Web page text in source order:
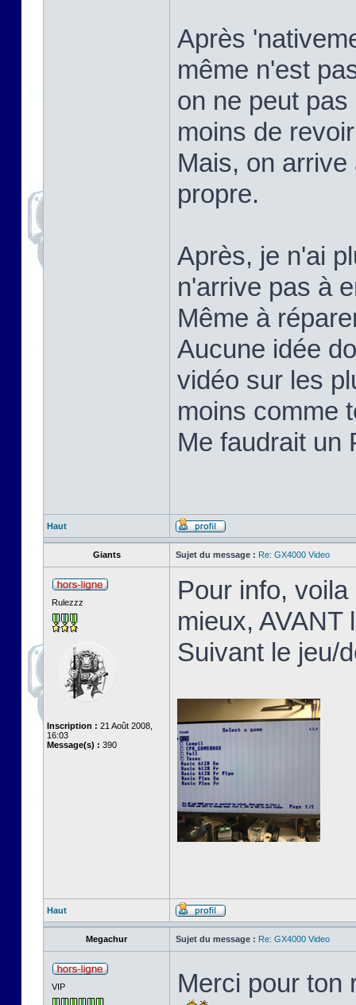
Après
même n'est
on ne peut
moins de
Mais, on
propre.
Après, je n'ai
n'arrive pas à
Même à
Aucune idée
vidéo sur les
moins comme
Me faudrait un
Haut
Giants Sujet du message : Re: GX4000 Video
Rulezzz
Inscription : 21 Août 2008,
16:03
Message(s) : 390
Pour info,
mieux, AVANT
Suivant le jeu/
Haut
Megachur Sujet du message : Re: GX4000 Video
VIP Merci pour ton